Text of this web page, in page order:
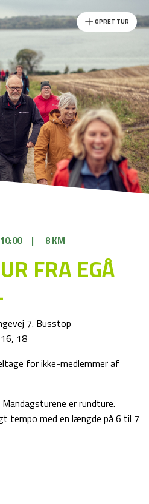
OPRET TUR
| 8 KM
FRA EGÅ
7. Busstop
18
for ikke-medlemmer af
er rundture.
tempo med en længde på 6 til 7